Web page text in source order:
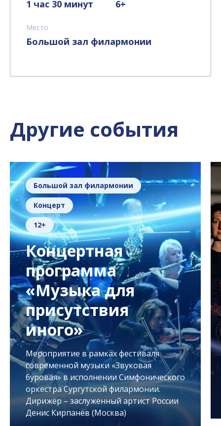
1 час 30 минут 6+
Место
Большой зал филармонии
Другие события
Большой зал филармонии
Концерт
12+
Концертная
программа
«Музыка для
присутствия
иного»
Мероприятие в рамках фестиваля
современной музыки «Звуковая
буровая» в исполнении Симфонического
оркестра Сургутской филармонии.
Дирижёр – заслуженный артист России
Денис Кирпанёв (Москва)